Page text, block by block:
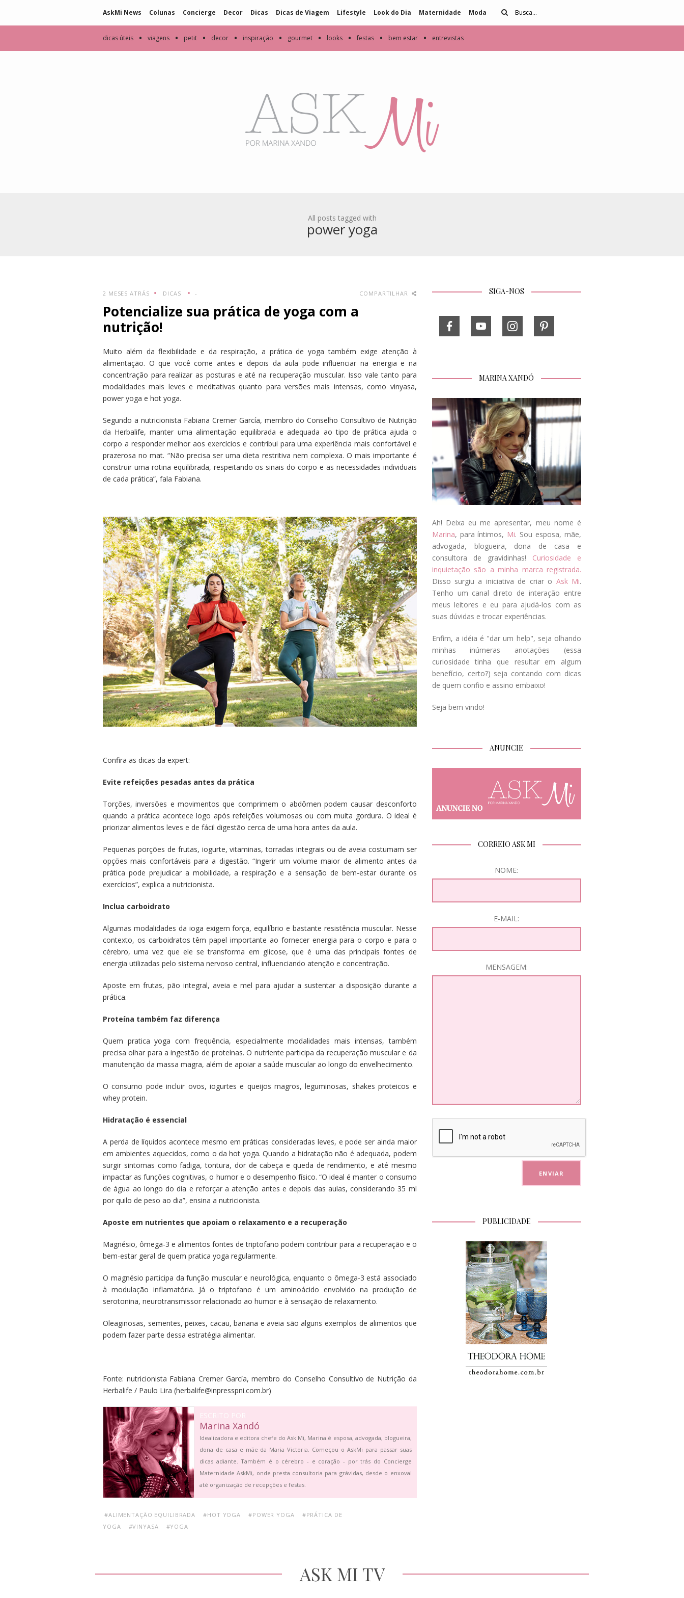
AskMi News Colunas Concierge Decor Dicas Dicas de Viagem Lifestyle Look do Dia Maternidade Moda
dicas úteis • viagens • petit • decor • inspiração • gourmet • looks • festas • bem estar • entrevistas
All posts tagged with
power yoga
2 MESES ATRÁS DICAS - COMPARTILHAR
Potencialize sua prática de yoga com a
nutrição!
Muito além da flexibilidade e da respiração, a prática de yoga também exige atenção à
alimentação. O que você come antes e depois da aula pode influenciar na energia e na
concentração para realizar as posturas e até na recuperação muscular. Isso vale tanto para
modalidades mais leves e meditativas quanto para versões mais intensas, como vinyasa,
power yoga e hot yoga.
Segundo a nutricionista Fabiana Cremer García, membro do Conselho Consultivo de Nutrição
da Herbalife, manter uma alimentação equilibrada e adequada ao tipo de prática ajuda o
corpo a responder melhor aos exercícios e contribui para uma experiência mais confortável e
prazerosa no mat. “Não precisa ser uma dieta restritiva nem complexa. O mais importante é
construir uma rotina equilibrada, respeitando os sinais do corpo e as necessidades individuais
de cada prática”, fala Fabiana.
Confira as dicas da expert:
Evite refeições pesadas antes da prática
Torções, inversões e movimentos que comprimem o abdômen podem causar desconforto
quando a prática acontece logo após refeições volumosas ou com muita gordura. O ideal é
priorizar alimentos leves e de fácil digestão cerca de uma hora antes da aula.
Pequenas porções de frutas, iogurte, vitaminas, torradas integrais ou de aveia costumam ser
opções mais confortáveis para a digestão. “Ingerir um volume maior de alimento antes da
prática pode prejudicar a mobilidade, a respiração e a sensação de bem-estar durante os
exercícios”, explica a nutricionista.
Inclua carboidrato
Algumas modalidades da ioga exigem força, equilíbrio e bastante resistência muscular. Nesse
contexto, os carboidratos têm papel importante ao fornecer energia para o corpo e para o
cérebro, uma vez que ele se transforma em glicose, que é uma das principais fontes de
energia utilizadas pelo sistema nervoso central, influenciando atenção e concentração.
Aposte em frutas, pão integral, aveia e mel para ajudar a sustentar a disposição durante a
prática.
Proteína também faz diferença
Quem pratica yoga com frequência, especialmente modalidades mais intensas, também
precisa olhar para a ingestão de proteínas. O nutriente participa da recuperação muscular e da
manutenção da massa magra, além de apoiar a saúde muscular ao longo do envelhecimento.
O consumo pode incluir ovos, iogurtes e queijos magros, leguminosas, shakes proteicos e
whey protein.
Hidratação é essencial
A perda de líquidos acontece mesmo em práticas consideradas leves, e pode ser ainda maior
em ambientes aquecidos, como o da hot yoga. Quando a hidratação não é adequada, podem
surgir sintomas como fadiga, tontura, dor de cabeça e queda de rendimento, e até mesmo
impactar as funções cognitivas, o humor e o desempenho físico. “O ideal é manter o consumo
de água ao longo do dia e reforçar a atenção antes e depois das aulas, considerando 35 ml
por quilo de peso ao dia”, ensina a nutricionista.
Aposte em nutrientes que apoiam o relaxamento e a recuperação
Magnésio, ômega-3 e alimentos fontes de triptofano podem contribuir para a recuperação e o
bem-estar geral de quem pratica yoga regularmente.
O magnésio participa da função muscular e neurológica, enquanto o ômega-3 está associado
à modulação inflamatória. Já o triptofano é um aminoácido envolvido na produção de
serotonina, neurotransmissor relacionado ao humor e à sensação de relaxamento.
Oleaginosas, sementes, peixes, cacau, banana e aveia são alguns exemplos de alimentos que
podem fazer parte dessa estratégia alimentar.
Fonte: nutricionista Fabiana Cremer García, membro do Conselho Consultivo de Nutrição da
Herbalife / Paulo Lira (herbalife@inpresspni.com.br)
ESCRITO POR
Marina Xandó
Idealizadora e editora chefe do Ask Mi, Marina é esposa, advogada, blogueira,
dona de casa e mãe da Maria Victoria. Começou o AskMi para passar suas
dicas adiante. Também é o cérebro - e coração - por trás do Concierge
Maternidade AskMi, onde presta consultoria para grávidas, desde o enxoval
até organização de recepções e festas.
#ALIMENTAÇÃO EQUILIBRADA #HOT YOGA #POWER YOGA
#PRÁTICA DE
YOGA
#VINYASA #YOGA
SIGA-NOS
MARINA XANDÓ
Ah! Deixa eu me apresentar, meu nome é
Marina, para íntimos, Mi. Sou esposa, mãe,
advogada, blogueira, dona de casa e
consultora de gravidinhas! Curiosidade e
inquietação são a minha marca registrada.
Disso surgiu a iniciativa de criar o Ask Mi.
Tenho um canal direto de interação entre
meus leitores e eu para ajudá-los com as
suas dúvidas e trocar experiências.
Enfim, a idéia é "dar um help", seja olhando
minhas inúmeras anotações (essa
curiosidade tinha que resultar em algum
benefício, certo?) seja contando com dicas
de quem confio e assino embaixo!
Seja bem vindo!
ANUNCIE
CORREIO ASK MI
NOME:
E-MAIL:
MENSAGEM:
PUBLICIDADE
ASK MI TV